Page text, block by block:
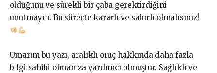
olduğunu ve sürekli bir çaba gerektirdiğini
unutmayın. Bu süreçte kararlı ve sabırlı olmalısınız!
Umarım bu yazı, aralıklı oruç hakkında daha fazla
bilgi sahibi olmanıza yardımcı olmuştur. Sağlıklı ve